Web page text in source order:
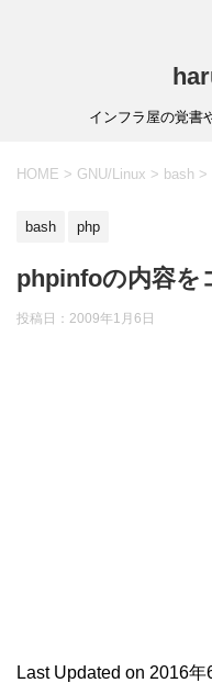
インフラ屋の覚書
HOME > GNU/Linux > bash >
bash php
phpinfoの内容を
投稿日：2009年1月6日
Last Updated on 2016